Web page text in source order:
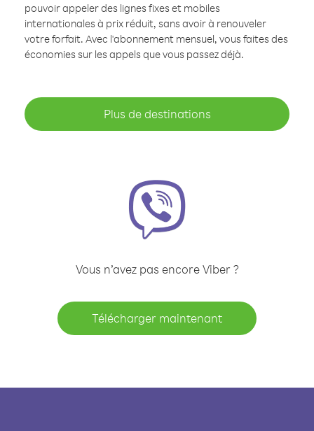
pouvoir appeler des lignes fixes et mobiles
internationales à prix réduit, sans avoir à renouveler
votre forfait. Avec l'abonnement mensuel, vous faites des
économies sur les appels que vous passez déjà.
Plus de destinations
Vous n’avez pas encore Viber ?
Télécharger maintenant